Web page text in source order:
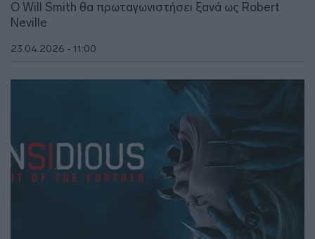
Ο Will Smith θα πρωταγωνιστήσει ξανά ως Robert
Neville
23.04.2026 - 11:00